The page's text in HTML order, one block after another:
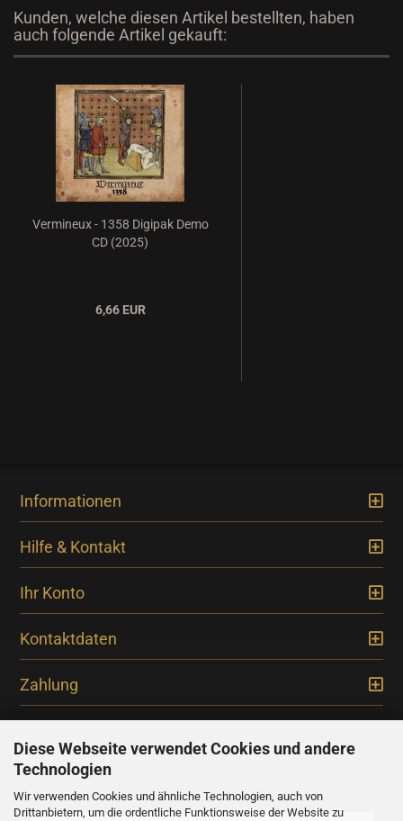
Diese Webseite verwendet Cookies und andere
Technologien
Wir verwenden Cookies und ähnliche Technologien, auch von
Drittanbietern, um die ordentliche Funktionsweise der Website zu
Kunden, welche diesen Artikel bestellten, haben
auch folgende Artikel gekauft:
Vermineux - 1358 Digipak Demo
CD (2025)
6,66 EUR
Informationen
Hilfe & Kontakt
Ihr Konto
Kontaktdaten
Zahlung
Newsletter